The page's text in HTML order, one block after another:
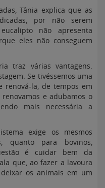
Tânia explica que as
por não serem
não apresenta
eles não conseguem
traz várias vantagens.
Se tivéssemos uma
renová-la, de tempos em
renovamos e adubamos o
mais necessária a
exige os mesmos
quanto para bovinos,
é cuidar bem da
que, ao fazer a lavoura
os animais em um